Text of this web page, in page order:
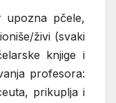
upozna pčele,
živi (svaki
knjige i
profesora:
prikuplja i